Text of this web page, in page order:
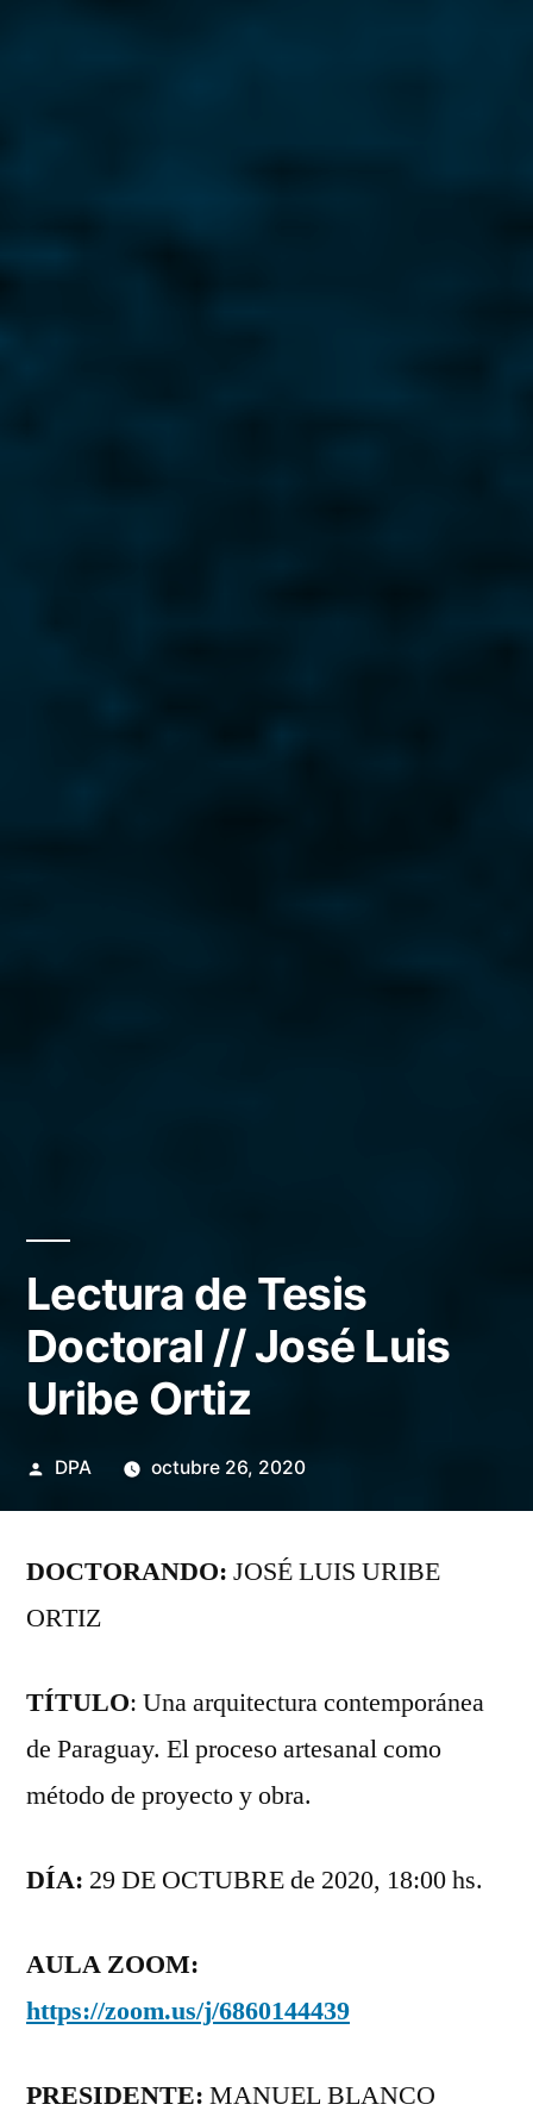
Lectura de Tesis
Doctoral // José Luis
Uribe Ortiz
Publicado
DPA octubre 26, 2020
DOCTORANDO: JOSÉ LUIS URIBE
ORTIZ
TÍTULO: Una arquitectura contemporánea
de Paraguay. El proceso artesanal como
método de proyecto y obra.
DÍA: 29 DE OCTUBRE de 2020, 18:00 hs.
AULA ZOOM:
https://zoom.us/j/6860144439
PRESIDENTE: MANUEL BLANCO